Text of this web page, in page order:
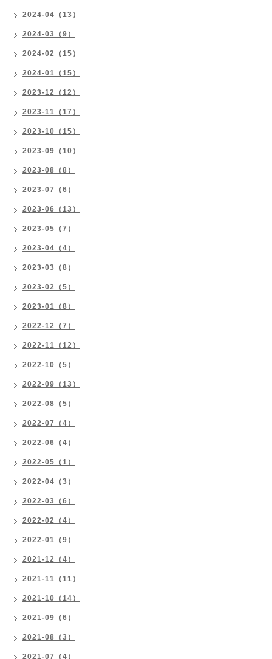
2024-04（13）
2024-03（9）
2024-02（15）
2024-01（15）
2023-12（12）
2023-11（17）
2023-10（15）
2023-09（10）
2023-08（8）
2023-07（6）
2023-06（13）
2023-05（7）
2023-04（4）
2023-03（8）
2023-02（5）
2023-01（8）
2022-12（7）
2022-11（12）
2022-10（5）
2022-09（13）
2022-08（5）
2022-07（4）
2022-06（4）
2022-05（1）
2022-04（3）
2022-03（6）
2022-02（4）
2022-01（9）
2021-12（4）
2021-11（11）
2021-10（14）
2021-09（6）
2021-08（3）
2021-07（4）